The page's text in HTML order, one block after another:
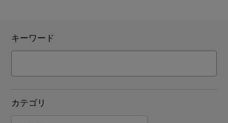
キーワード
カテゴリ